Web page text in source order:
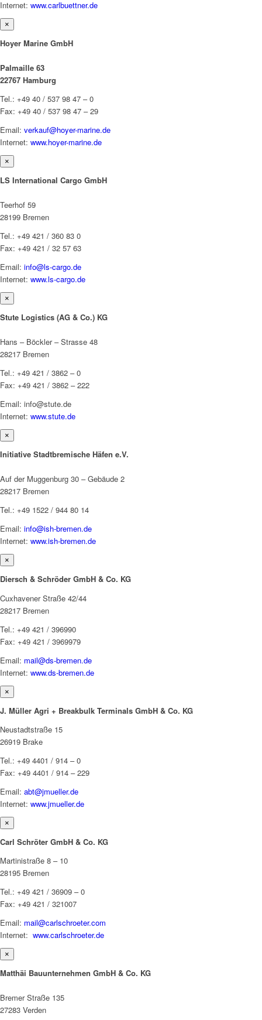
Internet: www.carlbuettner.de
×
Hoyer Marine GmbH
Palmaille 63
22767 Hamburg
Tel.: +49 40 / 537 98 47 – 0
Fax: +49 40 / 537 98 47 – 29
Email: verkauf@hoyer-marine.de
Internet: www.hoyer-marine.de
×
LS International Cargo GmbH
Teerhof 59
28199 Bremen
Tel.: +49 421 / 360 83 0
Fax: +49 421 / 32 57 63
Email: info@ls-cargo.de
Internet: www.ls-cargo.de
×
Stute Logistics (AG & Co.) KG
Hans – Böckler – Strasse 48
28217 Bremen
Tel.: +49 421 / 3862 – 0
Fax: +49 421 / 3862 – 222
Email: info@stute.de
Internet: www.stute.de
×
Initiative Stadtbremische Häfen e.V.
Auf der Muggenburg 30 – Gebäude 2
28217 Bremen
Tel.: +49 1522 / 944 80 14
Email: info@ish-bremen.de
Internet: www.ish-bremen.de
×
Diersch & Schröder GmbH & Co. KG
Cuxhavener Straße 42/44
28217 Bremen
Tel.: +49 421 / 396990
Fax: +49 421 / 3969979
Email: mail@ds-bremen.de
Internet: www.ds-bremen.de
×
J. Müller Agri + Breakbulk Terminals GmbH & Co. KG
Neustadtstraße 15
26919 Brake
Tel.: +49 4401 / 914 – 0
Fax: +49 4401 / 914 – 229
Email: abt@jmueller.de
Internet: www.jmueller.de
×
Carl Schröter GmbH & Co. KG
Martinistraße 8 – 10
28195 Bremen
Tel.: +49 421 / 36909 – 0
Fax: +49 421 / 321007
Email: mail@carlschroeter.com
Internet: www.carlschroeter.de
×
Matthäi Bauunternehmen GmbH & Co. KG
Bremer Straße 135
27283 Verden